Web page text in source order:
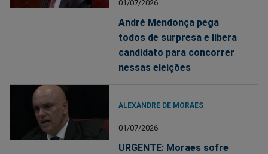
01/07/2026
André Mendonça pega
todos de surpresa e libera
candidato para concorrer
nessas eleições
ALEXANDRE DE MORAES
01/07/2026
URGENTE: Moraes sofre